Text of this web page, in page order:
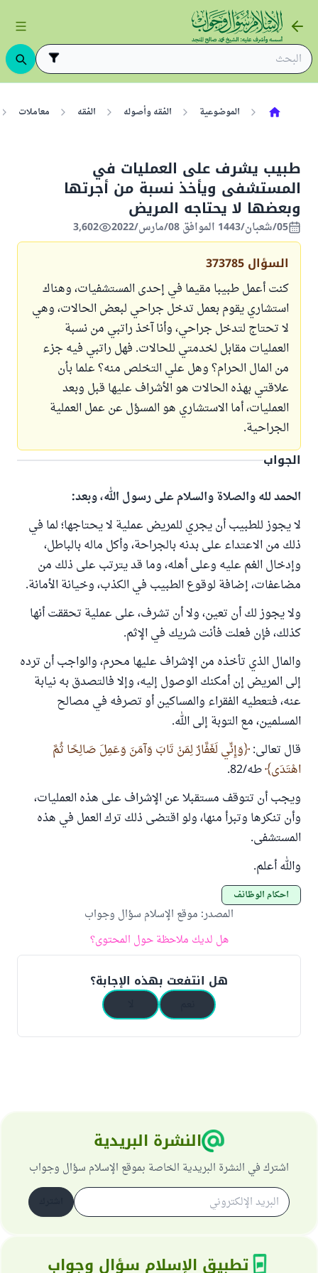
الموضوعية الفقه وأصوله الفقه معاملات
طبيب يشرف على العمليات في
المستشفى ويأخذ نسبة من أجرتها
وبعضها لا يحتاجه المريض
05/شعبان/1443 الموافق 08/مارس/2022 3,602
السؤال 373785
كنت أعمل طبيبا مقيما في إحدى المستشفيات، وهناك
استشاري يقوم بعمل تدخل جراحي لبعض الحالات، وهي
لا تحتاج لتدخل جراحي، وأنا آخذ راتبي من نسبة
العمليات مقابل لخدمتي للحالات. فهل راتبي فيه جزء
من المال الحرام؟ وهل علي التخلص منه؟ علما بأن
علاقتي بهذه الحالات هو الأشراف عليها قبل وبعد
العمليات، أما الاستشاري هو المسؤل عن عمل العملية
الجراحية.
الجواب
الحمد لله والصلاة والسلام على رسول الله، وبعد:
لا يجوز للطبيب أن يجري للمريض عملية لا يحتاجها؛ لما في
ذلك من الاعتداء على بدنه بالجراحة، وأكل ماله بالباطل،
وإدخال الغم عليه وعلى أهله، وما قد يترتب على ذلك من
مضاعفات، إضافة لوقوع الطبيب في الكذب، وخيانة الأمانة.
ولا يجوز لك أن تعين، ولا أن تشرف، على عملية تحققت أنها
كذلك، فإن فعلت فأنت شريك في الإثم.
والمال الذي تأخذه من الإشراف عليها محرم، والواجب أن ترده
إلى المريض إن أمكنك الوصول إليه، وإلا فالتصدق به نيابة
عنه، فتعطيه الفقراء والمساكين أو تصرفه في مصالح
المسلمين، مع التوبة إلى الله.
قال تعالى: وَإِنِّي لَغَفَّارٌ لِمَنْ تَابَ وَآمَنَ وَعَمِلَ صَالِحًا ثُمَّ
اهْتَدَى طه/82.
ويجب أن تتوقف مستقبلا عن الإشراف على هذه العمليات،
وأن تنكرها وتبرأ منها، ولو اقتضى ذلك ترك العمل في هذه
المستشفى.
والله أعلم.
أحكام الوظائف
المصدر: موقع الإسلام سؤال وجواب
هل لديك ملاحظة حول المحتوى؟
هل انتفعت بهذه الإجابة؟
النشرة البريدية
اشترك في النشرة البريدية الخاصة بموقع الإسلام سؤال وجواب
تطبيق الإسلام سؤال وجواب